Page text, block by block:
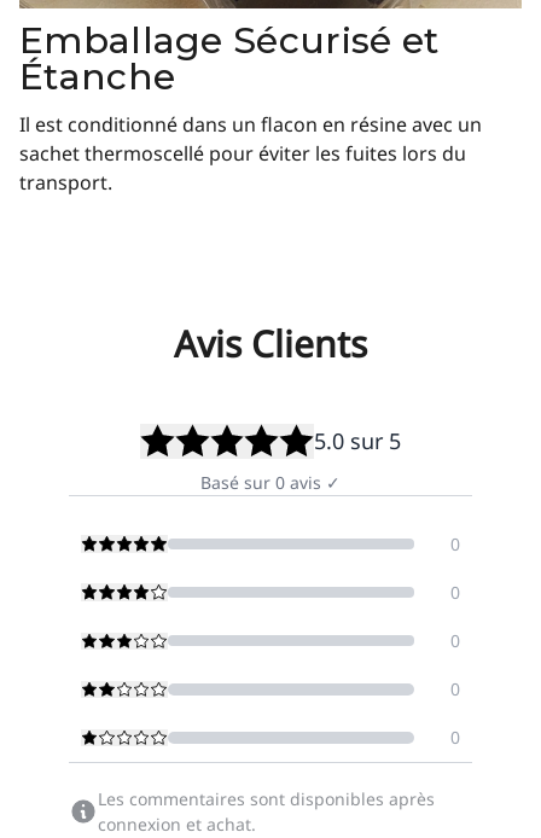
Emballage Sécurisé et
Étanche
Il est conditionné dans un flacon en résine avec un
sachet thermoscellé pour éviter les fuites lors du
transport.
Avis Clients
5.0 sur 5
Basé sur 0 avis ✓
0
0
0
0
0
Les commentaires sont disponibles après
connexion et achat.